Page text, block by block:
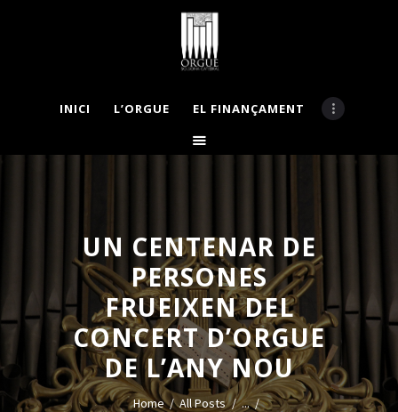
INICI L’ORGUE EL FINANÇAMENT
UN CENTENAR DE
PERSONES
FRUEIXEN DEL
CONCERT D’ORGUE
DE L’ANY NOU
Home All Posts
...
INICI
BASES CONCURS
MECENES
NOTÍCIES
GALERIA
CONTACTE
VISITES GUIADES